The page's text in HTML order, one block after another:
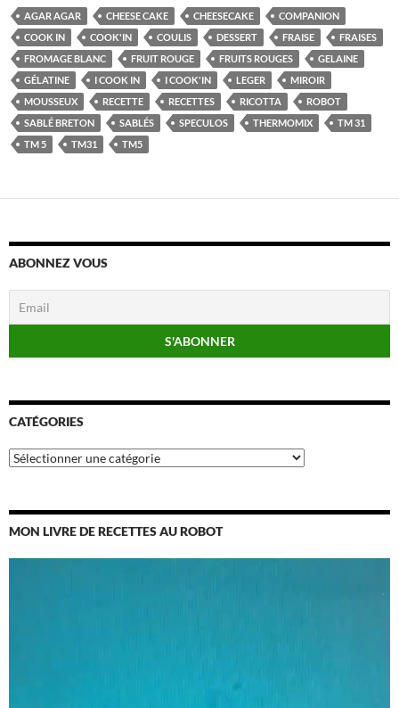
AGAR AGAR CHEESE CAKE CHEESECAKE
COMPANION
COOK IN
COOK'IN COULIS DESSERT FRAISE
FRAISES
FROMAGE BLANC
FRUIT ROUGE FRUITS ROUGES
GELAINE
GÉLATINE
I COOK IN I COOK'IN LEGER
MIROIR
MOUSSEUX
RECETTE RECETTES RICOTTA
ROBOT
SABLÉ BRETON
SABLÉS SPECULOS THERMOMIX
TM 31
TM 5
TM31 TM5
ABONNEZ VOUS
CATÉGORIES
Catégories
MON LIVRE DE RECETTES AU ROBOT